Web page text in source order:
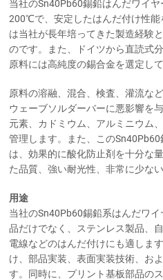
当社のSn40Pb60錫鉛はんだワイ
200℃で、安定したはんだ付け性
は当社が長年培ってきた製造経験
のです。また、ドイツから直読式
原料には高純度の錫合金を選定して
原料の溶融、混合、検査、灌流な
ウェーブソルダーバーに悪影響を
元素、カドミウム、アルミニウム
管理します。また、この
は、効果的に酸化防止剤を十分な
た品質、強い耐光性、非常に少な
用途
当社のSn40Pb60錫鉛系はんだワ
品だけでなく、ステンレス製品、
電線などのはんだ付けにも適しま
け、部品実装、表面実装技術、お
す。同時に、プリント基板部品の